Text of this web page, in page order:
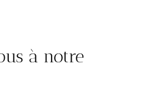
à notre